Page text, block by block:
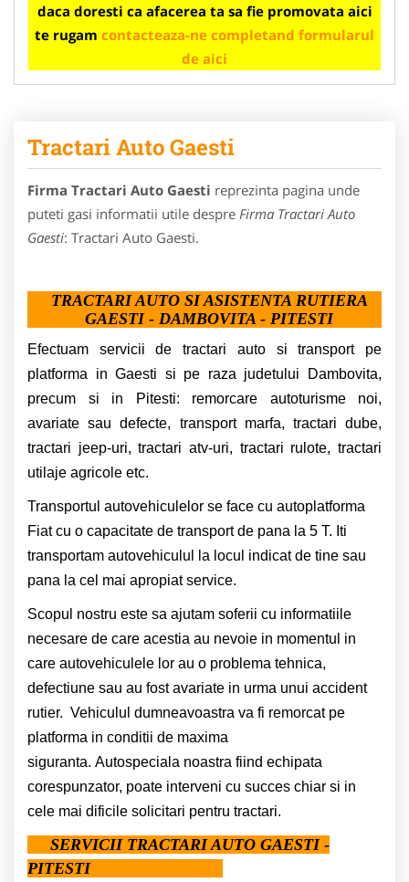
daca doresti ca afacerea ta sa fie promovata aici
te rugam contacteaza-ne completand formularul
de aici
Tractari Auto Gaesti
Firma Tractari Auto Gaesti reprezinta pagina unde
puteti gasi informatii utile despre Firma Tractari Auto
Gaesti: Tractari Auto Gaesti.
TRACTARI AUTO SI ASISTENTA RUTIERA
GAESTI - DAMBOVITA - PITESTI
Efectuam servicii de tractari auto si transport pe
platforma in Gaesti si pe raza judetului Dambovita,
precum si in Pitesti: remorcare autoturisme noi,
avariate sau defecte, transport marfa, tractari dube,
tractari jeep-uri, tractari atv-uri, tractari rulote, tractari
utilaje agricole etc.
Transportul autovehiculelor se face cu autoplatforma
Fiat cu o capacitate de transport de pana la 5 T. Iti
transportam autovehiculul la locul indicat de tine sau
pana la cel mai apropiat service.
Scopul nostru este sa ajutam soferii cu informatiile
necesare de care acestia au nevoie in momentul in
care autovehiculele lor au o problema tehnica,
defectiune sau au fost avariate in urma unui accident
rutier. Vehiculul dumneavoastra va fi remorcat pe
platforma in conditii de maxima
siguranta. Autospeciala noastra fiind echipata
corespunzator, poate interveni cu succes chiar si in
cele mai dificile solicitari pentru tractari.
SERVICII TRACTARI AUTO GAESTI -
PITESTI